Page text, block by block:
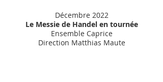
Décembre 2022
Le Messie de Handel en tournée
Ensemble Caprice
Direction Matthias Maute